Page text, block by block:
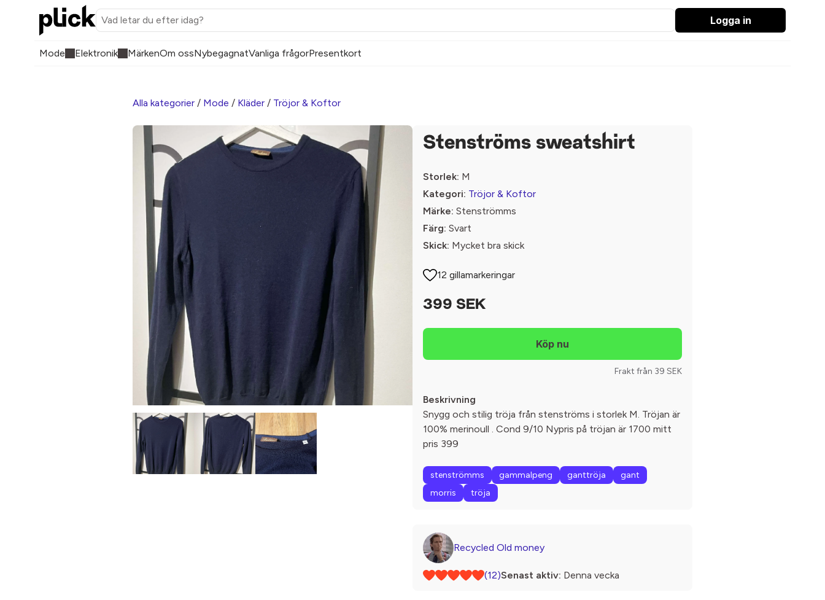
Logga in
Mode Elektronik MärkenOm ossNybegagnatVanliga frågorPresentkort
Alla kategorier / Mode / Kläder / Tröjor & Koftor
Stenströms sweatshirt
Storlek: M
Kategori: Tröjor & Koftor
Märke: Stenströmms
Färg: Svart
Skick: Mycket bra skick
12 gillamarkeringar
399 SEK
Frakt från 39 SEK
Beskrivning
Snygg och stilig tröja från stenströms i storlek M. Tröjan är
100% merinoull . Cond 9/10 Nypris på tröjan är 1700 mitt
pris 399
stenströmms gammalpeng ganttröja
gant
morris
tröja
Recycled Old money
(12)Senast aktiv: Denna vecka